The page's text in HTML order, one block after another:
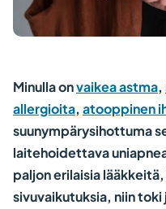
Minulla onvaikea astma,
allergioita, atooppinen
suunympärysihottuma
laitehoidettava
paljon erilaisia
sivuvaikutuksia, niin